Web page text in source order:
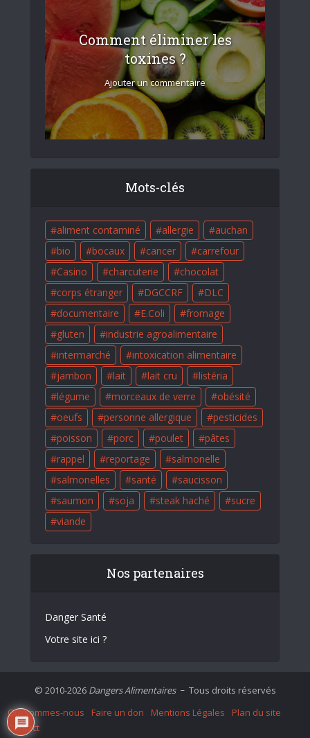
Comment éliminer les
toxines ?
Ajouter un commentaire
Mots-clés
aliment contaminé allergie
auchan
bio
bocaux cancer
carrefour
Casino
charcuterie
chocolat
corps étranger
DGCCRF
DLC
documentaire
E.Coli
fromage
gluten
industrie agroalimentaire
intermarché
intoxication alimentaire
jambon
lait lait cru
listéria
légume
morceaux de verre
obésité
oeufs
personne allergique
pesticides
poisson
porc poulet
pâtes
rappel
reportage
salmonelle
salmonelles
santé
saucisson
saumon
soja steak haché
sucre
viande
Nos partenaires
Danger Santé
Votre site ici ?
© 2010-2026 Dangers Alimentaires – Tous droits réservés
Qui sommes-nous
Faire un don Mentions Légales
Plan du site
Contact